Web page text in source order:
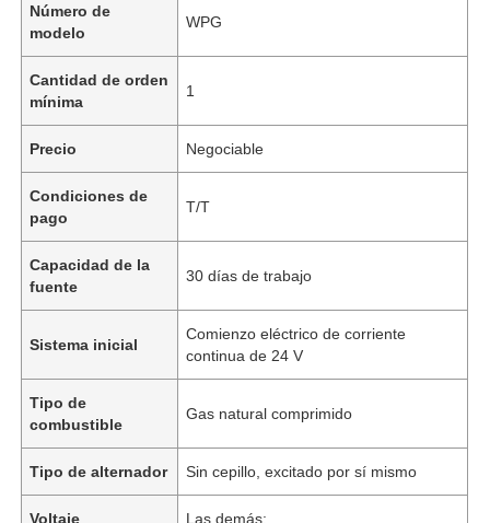
Número de
modelo
WPG
Cantidad de orden
mínima
1
Precio Negociable
Condiciones de
pago
T/T
Capacidad de la
fuente
30 días de trabajo
Sistema inicial
Comienzo eléctrico de corriente
continua de 24 V
Tipo de
combustible
Gas natural comprimido
Tipo de alternador Sin cepillo, excitado por sí mismo
Voltaje Las demás: